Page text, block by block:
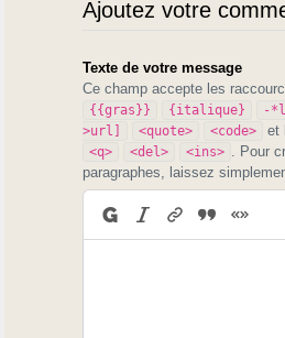
Ajoutez votre
Texte de votre message
Ce champ accepte les
{{gras}} {italique} -
>url]
<quote> <code> et
<q> <del> <ins>
. Pour
paragraphes, laissez